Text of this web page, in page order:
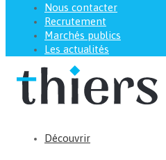
Nous contacter
Recrutement
Marchés publics
Les actualités
Découvrir